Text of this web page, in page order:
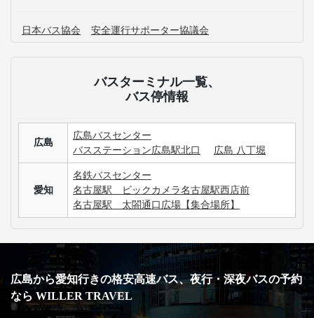
日本バス協会 安全運行サポーター協議会
バスターミナル一覧、
バス停情報
広島
広島バスセンター
バスステーション広島駅北口
広島 八丁堀
愛知
名鉄バスセンター
名古屋駅 ビックカメラ名古屋駅西店前
名古屋駅 太閤通口広場【集合場所】
広島から愛知行きの格安高速バス、夜行・深夜バスの予約
なら WILLER TRAVEL